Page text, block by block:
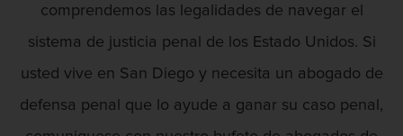
Violencia Domestica
Abuso de ancianos y Adultos
dependientes
comprendemos las legalidades de navegar el
sistema de justicia penal de los Estado Unidos. Si
usted vive en San Diego y necesita un abogado de
defensa penal que lo ayude a ganar su caso penal,
Fuego
Desviación Informal Juvenil